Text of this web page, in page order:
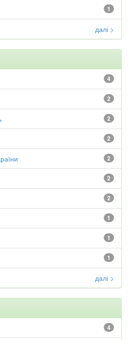
1
далі >
4
2
2
2
2
2
2
1
1
1
далі >
4